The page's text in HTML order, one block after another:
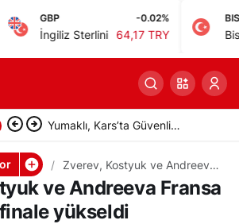
GBP
İngiliz Sterlini 64,17 TRY
BIST
Bist 100
Küresel gıda fiyatları 3,5 yılın
Zverev, Kostyuk ve Andreeva
Fransa Açık’ta yarı finale
yükseldi
ve Andreeva Fransa
finale yükseldi
0 Paylaş